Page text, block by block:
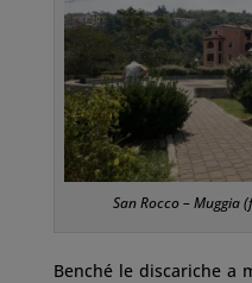
San Rocco – Muggia
Benché le discariche a